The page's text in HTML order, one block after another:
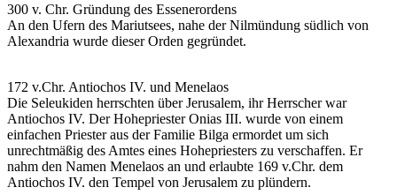
300 v. Chr. Gründung des Essenerordens
An den Ufern des Mariutsees, nahe der Nilmündung südlich von
Alexandria wurde dieser Orden gegründet.
172 v.Chr. Antiochos IV. und Menelaos
Die Seleukiden herrschten über Jerusalem, ihr Herrscher war
Antiochos IV. Der Hohepriester Onias III. wurde von einem
einfachen Priester aus der Familie Bilga ermordet um sich
unrechtmäßig des Amtes eines Hohepriesters zu verschaffen. Er
nahm den Namen Menelaos an und erlaubte 169 v.Chr. dem
Antiochos IV. den Tempel von Jerusalem zu plündern.